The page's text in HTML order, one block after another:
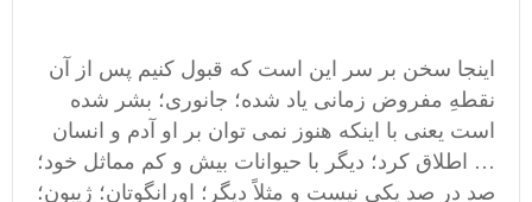
اینجا سخن بر سر این است که قبول کنیم پس از آن
نقطهِ مفروض زمانی یاد شده؛ جانوری؛ بشر شده
است یعنی با اینکه هنوز نمی توان بر او آدم و انسان
… اطلاق کرد؛ دیگر با حیوانات بیش و کم مماثل خود؛
صد در صد یکی نیست و مثلاً دیگر؛ اورانگوتان؛ ژیبون؛